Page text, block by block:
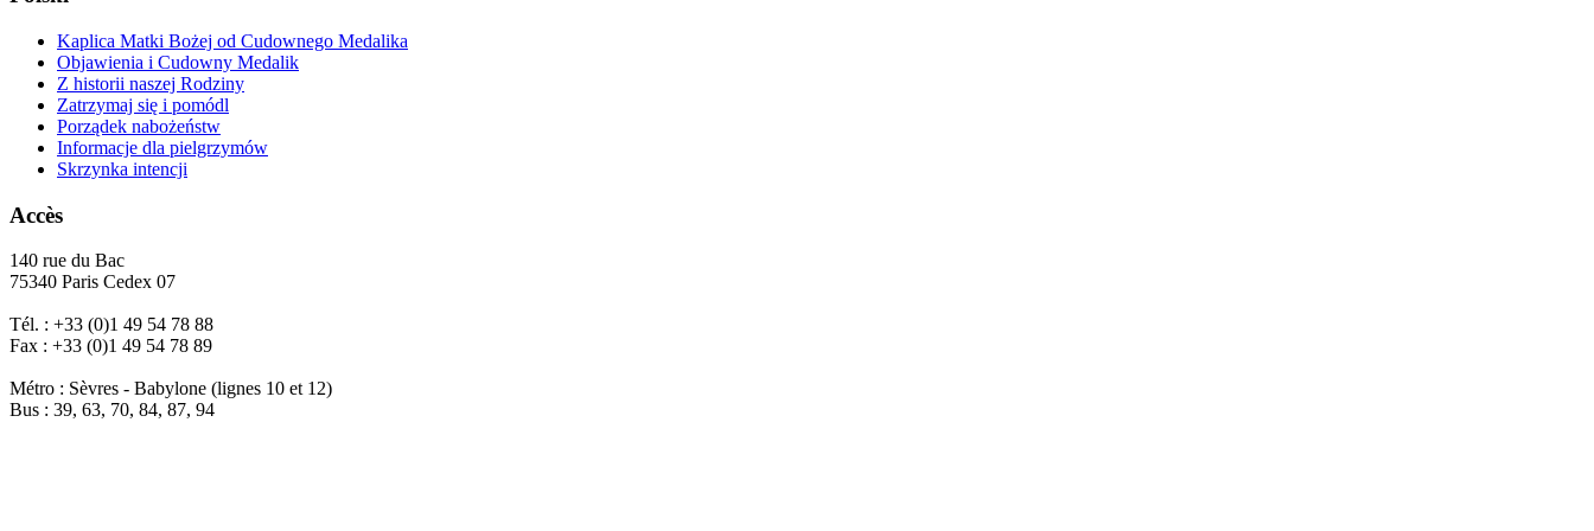
Kaplica Matki Bożej od Cudownego Medalika
Objawienia i Cudowny Medalik
Z historii naszej Rodziny
Zatrzymaj się i pomódl
Porządek nabożeństw
Informacje dla pielgrzymów
Skrzynka intencji
Accès
140 rue du Bac
75340 Paris Cedex 07
Tél. : +33 (0)1 49 54 78 88
Fax : +33 (0)1 49 54 78 89
Métro : Sèvres - Babylone (lignes 10 et 12)
Bus : 39, 63, 70, 84, 87, 94